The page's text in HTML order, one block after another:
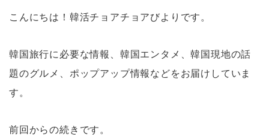
こんにちは！韓活チョアチョアびよりです。
韓国旅行に必要な情報、韓国エンタメ、韓国現地の話
題のグルメ、ポップアップ情報などをお届けしていま
す。
前回からの続きです。